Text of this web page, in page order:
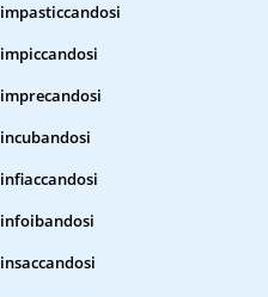
impasticcandosi
impiccandosi
imprecandosi
incubandosi
infiaccandosi
infoibandosi
insaccandosi